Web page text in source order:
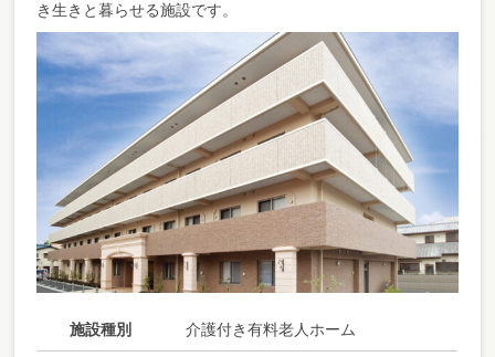
き生きと暮らせる施設です。
施設種別 介護付き有料老人ホーム